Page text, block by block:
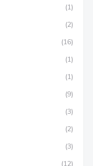
(1)
(2)
(16)
(1)
(1)
(9)
(3)
(2)
(3)
(12)